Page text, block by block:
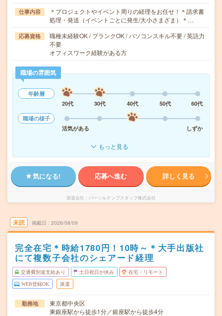
仕事内容
＊プロジェクトやイベント周りの経理をお任せ！＊請求書
処理・発送（イベントごとに発生/大小さまざま）＊…
応募資格
職種未経験OK / ブランクOK / パソコンスキル不要 / 英語力
不要
オフィスワーク経験がある方
職場の雰囲気
年齢層
20代
30代 40代 50代
60代
職場の様子
活気がある
しずか
もっと見る
気になる! 応募へ進む 詳しく見る
派遣会社 パーソルテンプスタッフ株式会社
未読 掲載日 2026/08/09
完全在宅＊時給1780円！10時～＊大手出版社
にて複数子会社のシェアード経理
交通費別途支給あり 土日祝日が休み 在宅・リモート
WEB登録OK 派遣
勤務地
東京都中央区
東銀座駅から徒歩1分／銀座駅から徒歩4分